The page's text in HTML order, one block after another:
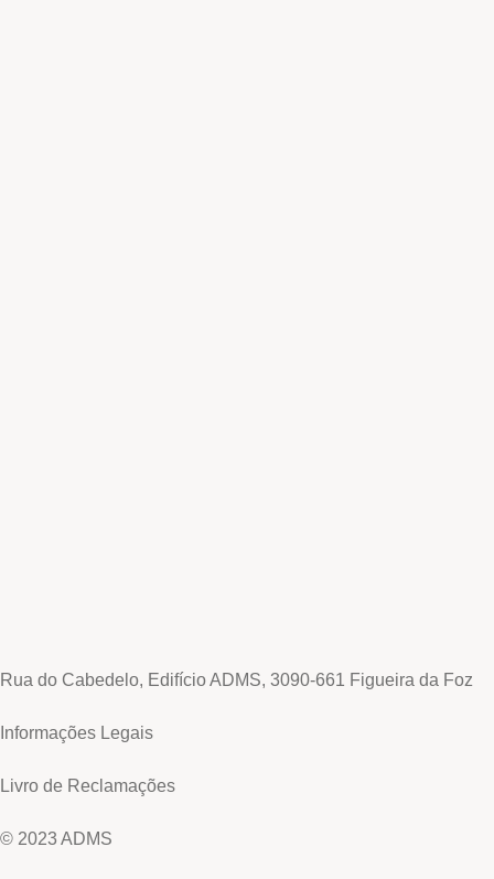
Rua do Cabedelo, Edifício ADMS, 3090-661 Figueira da Foz
Informações Legais
Livro de Reclamações
© 2023 ADMS